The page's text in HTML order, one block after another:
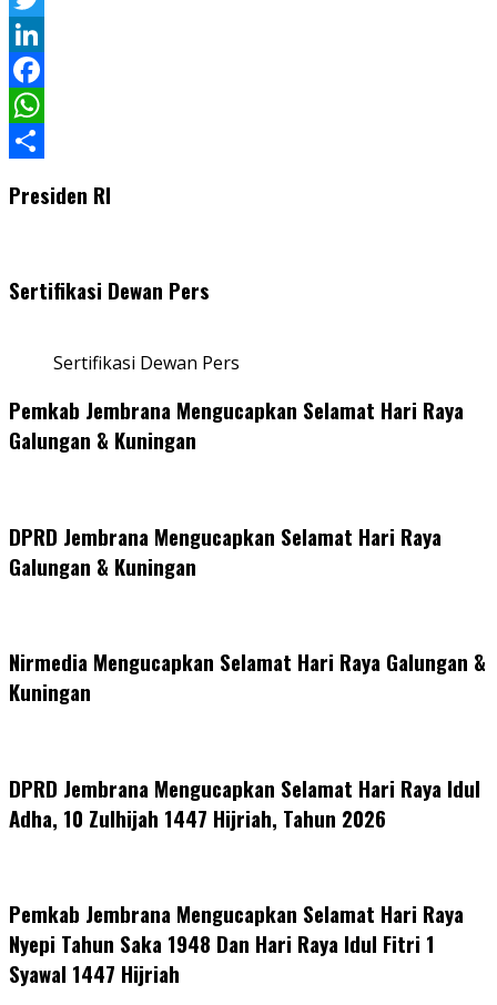
Twitter
LinkedIn
Facebook
WhatsApp
Presiden RI
Sertifikasi Dewan Pers
Sertifikasi Dewan Pers
Pemkab Jembrana Mengucapkan Selamat Hari Raya
Galungan & Kuningan
DPRD Jembrana Mengucapkan Selamat Hari Raya
Galungan & Kuningan
Nirmedia Mengucapkan Selamat Hari Raya Galungan &
Kuningan
DPRD Jembrana Mengucapkan Selamat Hari Raya Idul
Adha, 10 Zulhijah 1447 Hijriah, Tahun 2026
Pemkab Jembrana Mengucapkan Selamat Hari Raya
Nyepi Tahun Saka 1948 Dan Hari Raya Idul Fitri 1
Syawal 1447 Hijriah